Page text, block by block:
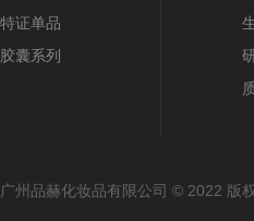
特证单品
胶囊系列
广州品赫化妆品有限公司 © 2022 版